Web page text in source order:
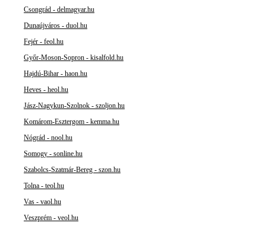
Csongrád - delmagyar.hu
Dunaújváros - duol.hu
Fejér - feol.hu
Győr-Moson-Sopron - kisalfold.hu
Hajdú-Bihar - haon.hu
Heves - heol.hu
Jász-Nagykun-Szolnok - szoljon.hu
Komárom-Esztergom - kemma.hu
Nógrád - nool.hu
Somogy - sonline.hu
Szabolcs-Szatmár-Bereg - szon.hu
Tolna - teol.hu
Vas - vaol.hu
Veszprém - veol.hu